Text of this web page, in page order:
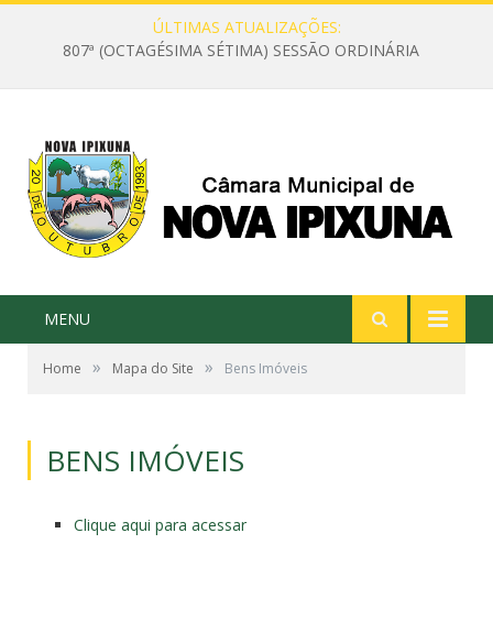
ÚLTIMAS ATUALIZAÇÕES:
807ª (OCTAGÉSIMA SÉTIMA) SESSÃO ORDINÁRIA
MENU
Home » Mapa do Site » Bens Imóveis
BENS IMÓVEIS
Clique aqui para acessar